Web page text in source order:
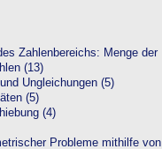
Zahlenbereichs: Menge der
(13)
Ungleichungen (5)
(5)
(4)
Probleme mithilfe von